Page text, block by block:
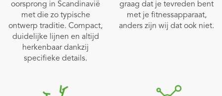
oorsprong in Scandinavië
met die zo typische
ontwerp traditie. Compact,
duidelijke lijnen en altijd
herkenbaar dankzij
specifieke details.
graag dat je tevreden bent
met je fitnessapparaat,
anders zijn wij dat ook niet.